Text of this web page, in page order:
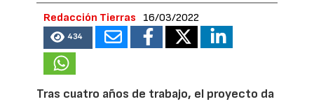
Redacción Tierras 16/03/2022
434
Tras cuatro años de trabajo, el proyecto da